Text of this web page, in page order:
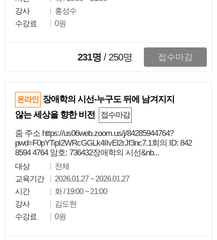
강사
홍성수
수강료
0원
231명 / 250명 접수마감
온라인 장애학의 시선-누구도 뒤에 남겨지지
않는 세상을 향한 비전
접수마감
줌 주소 https://us06web.zoom.us/j/84285944764?
pwd=F0pYTipI2WRcGGLk4IIvEl2rJf3nc7.1회의 ID: 842
8594 4764 암호: 736432장애학의 시선&nb...
대상
전체
교육기간
2026.01.27 ~ 2026.01.27
시간
화 / 19:00 ~ 21:00
강사
김도현
수강료
0원